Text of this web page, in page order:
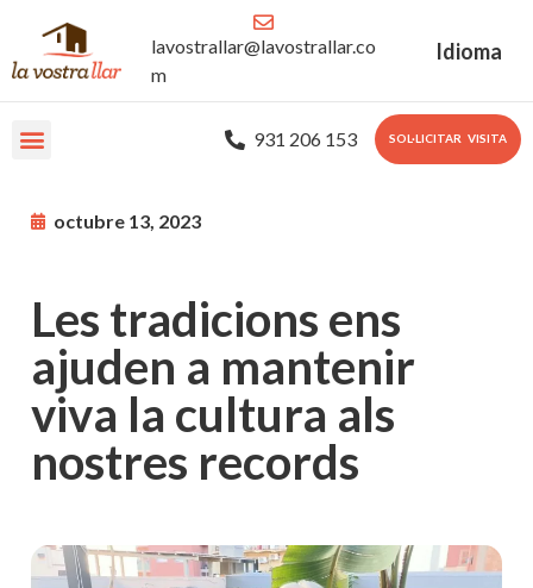
lavostrallar@lavostrallar.co
m
Idioma
931 206 153 SOL·LICITAR VISITA
octubre 13, 2023
Les tradicions ens
ajuden a mantenir
viva la cultura als
nostres records